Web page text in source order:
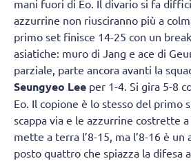
mani fuori di Eo. Il divario si fa
azzurrine non riusciranno più a
primo set finisce 14-25 con un
asiatiche: muro di Jang e ace di
parziale, parte ancora avanti la
Seungyeo Lee per 1-4. Si gira 5-8
Eo. Il copione è lo stesso del primo
scappa via e le azzurrine costrette
mette a terra l’8-15, ma l’8-16 è un
posto quattro che spiazza la difesa